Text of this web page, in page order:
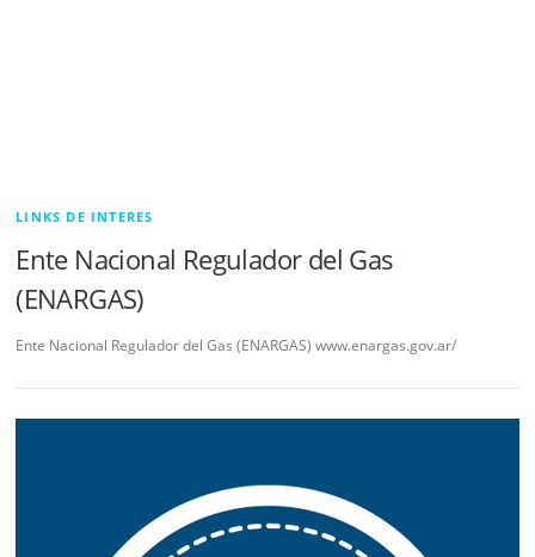
LINKS DE INTERES
Ente Nacional Regulador del Gas
(ENARGAS)
Ente Nacional Regulador del Gas (ENARGAS) www.enargas.gov.ar/